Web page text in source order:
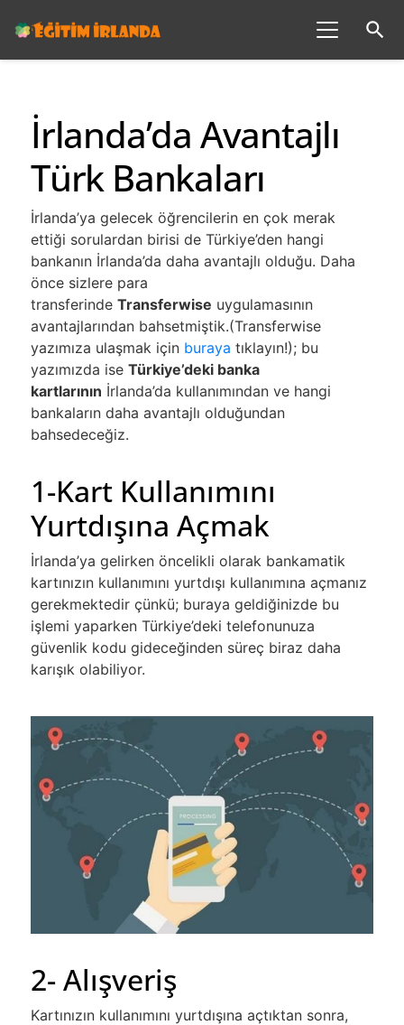
search
İrlanda’da Avantajlı
Türk Bankaları
İrlanda’ya gelecek öğrencilerin en çok merak
ettiği sorulardan birisi de Türkiye’den hangi
bankanın İrlanda’da daha avantajlı olduğu. Daha
önce sizlere para
transferinde Transferwise uygulamasının
avantajlarından bahsetmiştik.(Transferwise
yazımıza ulaşmak için buraya tıklayın!); bu
yazımızda ise Türkiye’deki banka
kartlarının İrlanda’da kullanımından ve hangi
bankaların daha avantajlı olduğundan
bahsedeceğiz.
1-Kart Kullanımını
Yurtdışına Açmak
İrlanda’ya gelirken öncelikli olarak bankamatik
kartınızın kullanımını yurtdışı kullanımına açmanız
gerekmektedir çünkü; buraya geldiğinizde bu
işlemi yaparken Türkiye’deki telefonunuza
güvenlik kodu gideceğinden süreç biraz daha
karışık olabiliyor.
2- Alışveriş
Kartınızın kullanımını yurtdışına açtıktan sonra,